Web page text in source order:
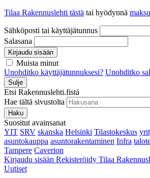
Tilaa Rakennuslehti tästä tai hyödynnä
Sähköposti tai käyttäjätunnus
Salasana
Kirjaudu sisään
Muista minut
Unohditko käyttäjätunnuksesi? Unohditko
Sulje
Etsi Rakennuslehti.fistä
Hae tältä sivustolta
Haku
Suositut avainsanat
YIT SRV skanska Helsinki Tilastokeskus
asuntokauppa asuntorakentaminen Infra
Tampere Caverion
Kirjaudu sisään Rekisteröidy Tilaa
Uutiset